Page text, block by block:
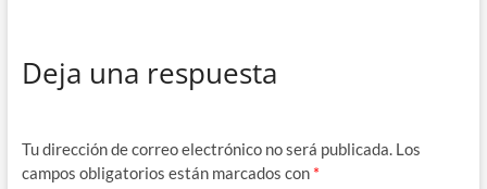
Deja una respuesta
Tu dirección de correo electrónico no será publicada. Los
campos obligatorios están marcados con *